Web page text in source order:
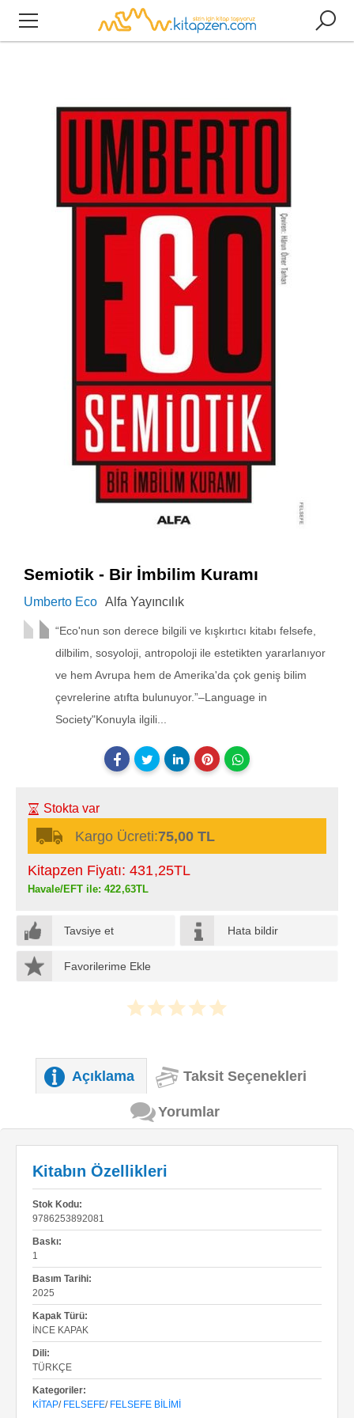
Semiotik - Bir İmbilim Kuramı
Umberto Eco Alfa Yayıncılık
“Eco'nun son derece bilgili ve kışkırtıcı kitabı felsefe,
dilbilim, sosyoloji, antropoloji ile estetikten yararlanıyor
ve hem Avrupa hem de Amerika'da çok geniş bilim
çevrelerine atıfta bulunuyor.”–Language in
Society"Konuyla ilgili...
Stokta var
Kargo Ücreti:75,00 TL
Kitapzen Fiyatı: 431,25TL
Havale/EFT ile: 422,63TL
Tavsiye et Hata bildir
Favorilerime Ekle
Açıklama Taksit Seçenekleri
Yorumlar
Kitabın Özellikleri
Stok Kodu:
9786253892081
Baskı:
1
Basım Tarihi:
2025
Kapak Türü:
İNCE KAPAK
Dili:
TÜRKÇE
Kategoriler:
KITAP/ FELSEFE/ FELSEFE BILIMI